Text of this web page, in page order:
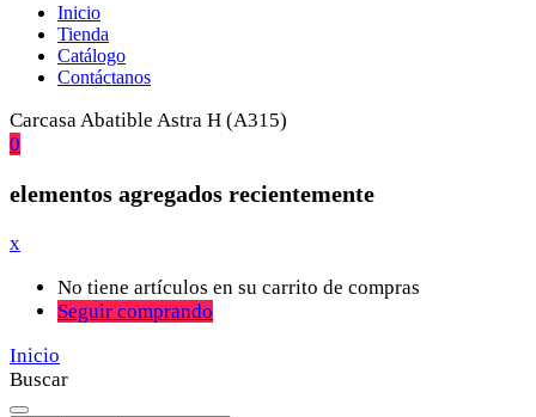
Inicio
Tienda
Catálogo
Contáctanos
Carcasa Abatible Astra H (A315)
0
elementos agregados recientemente
x
No tiene artículos en su carrito de compras
Seguir comprando
Inicio
Buscar